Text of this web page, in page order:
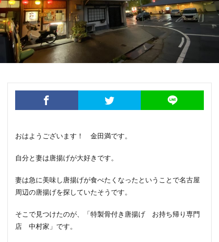
おはようございます！ 金田満です。
自分と妻は唐揚げが大好きです。
妻は急に美味し唐揚げが食べたくなったということで名古屋
周辺の唐揚げを探していたそうです。
そこで見つけたのが、「特製骨付き唐揚げ お持ち帰り専門
店 中村家」です。